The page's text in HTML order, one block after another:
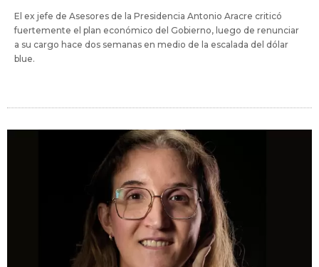
El ex jefe de Asesores de la Presidencia Antonio Aracre criticó
fuertemente el plan económico del Gobierno, luego de renunciar
a su cargo hace dos semanas en medio de la escalada del dólar
blue.